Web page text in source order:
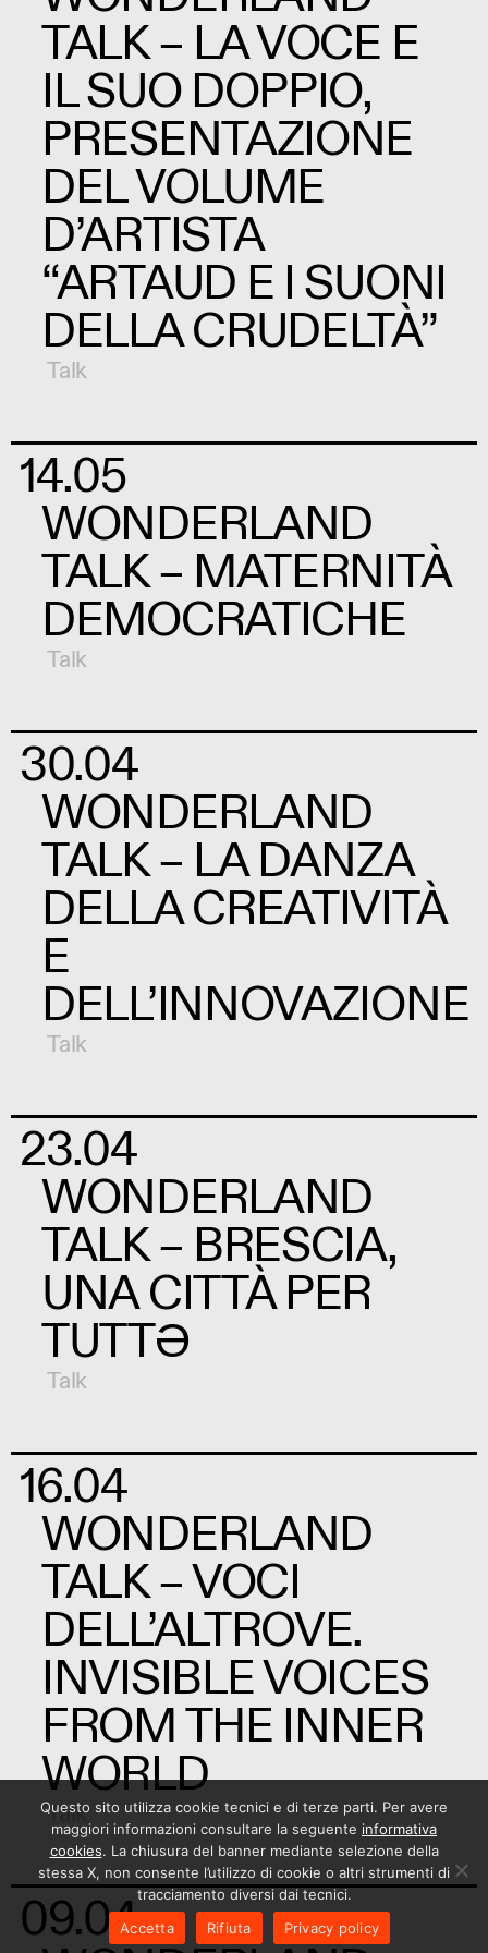
TALK – LA VOCE E
IL SUO DOPPIO,
PRESENTAZIONE
DEL VOLUME
D’ARTISTA
“ARTAUD E I SUONI
DELLA CRUDELTÀ”
Talk
14.05
WONDERLAND
TALK – MATERNITÀ
DEMOCRATICHE
Talk
30.04
WONDERLAND
TALK – LA DANZA
DELLA CREATIVITÀ
E
DELL’INNOVAZIONE
Talk
23.04
WONDERLAND
TALK – BRESCIA,
UNA CITTÀ PER
TUTTƏ
Talk
16.04
WONDERLAND
TALK – VOCI
DELL’ALTROVE.
INVISIBLE VOICES
FROM THE INNER
WORLD
Talk
09.04
Questo sito utilizza cookie tecnici e di terze parti. Per avere
maggiori informazioni consultare la seguente informativa
cookies. La chiusura del banner mediante selezione della
stessa X, non consente l’utilizzo di cookie o altri strumenti di
tracciamento diversi dai tecnici.
Accetta
Rifiuta Privacy policy